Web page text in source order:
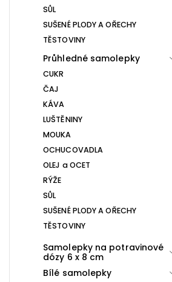
SŮL
SUŠENÉ PLODY A OŘECHY
TĚSTOVINY
Průhledné samolepky
CUKR
ČAJ
KÁVA
LUŠTĚNINY
MOUKA
OCHUCOVADLA
OLEJ a OCET
RÝŽE
SŮL
SUŠENÉ PLODY A OŘECHY
TĚSTOVINY
Samolepky na potravinové
dózy 6 x 8 cm
Bílé samolepky